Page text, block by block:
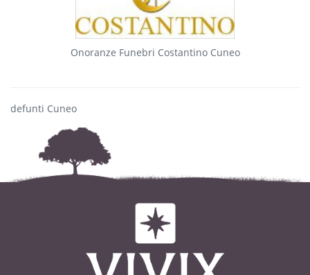
Onoranze Funebri Costantino Cuneo
defunti Cuneo